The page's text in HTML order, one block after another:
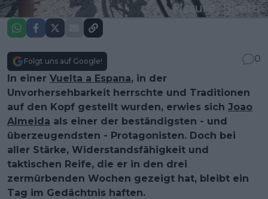
Folgt uns auf Google!
0
In einer Vuelta a Espana, in der
Unvorhersehbarkeit herrschte und Traditionen
auf den Kopf gestellt wurden, erwies sich Joao
Almeida als einer der beständigsten - und
überzeugendsten - Protagonisten. Doch bei
aller Stärke, Widerstandsfähigkeit und
taktischen Reife, die er in den drei
zermürbenden Wochen gezeigt hat, bleibt ein
Tag im Gedächtnis haften.